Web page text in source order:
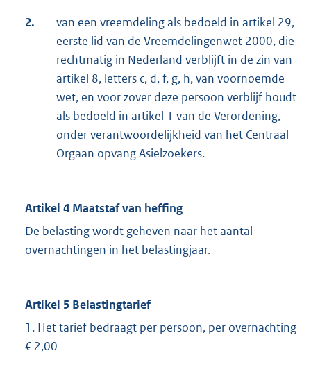
2.
van een vreemdeling als bedoeld in artikel 29,
eerste lid van de Vreemdelingenwet 2000, die
rechtmatig in Nederland verblijft in de zin van
artikel 8, letters c, d, f, g, h, van voornoemde
wet, en voor zover deze persoon verblijf houdt
als bedoeld in artikel 1 van de Verordening,
onder verantwoordelijkheid van het Centraal
Orgaan opvang Asielzoekers.
Artikel 4 Maatstaf van heffing
De belasting wordt geheven naar het aantal
overnachtingen in het belastingjaar.
Artikel 5 Belastingtarief
1. Het tarief bedraagt per persoon, per overnachting
€ 2,00